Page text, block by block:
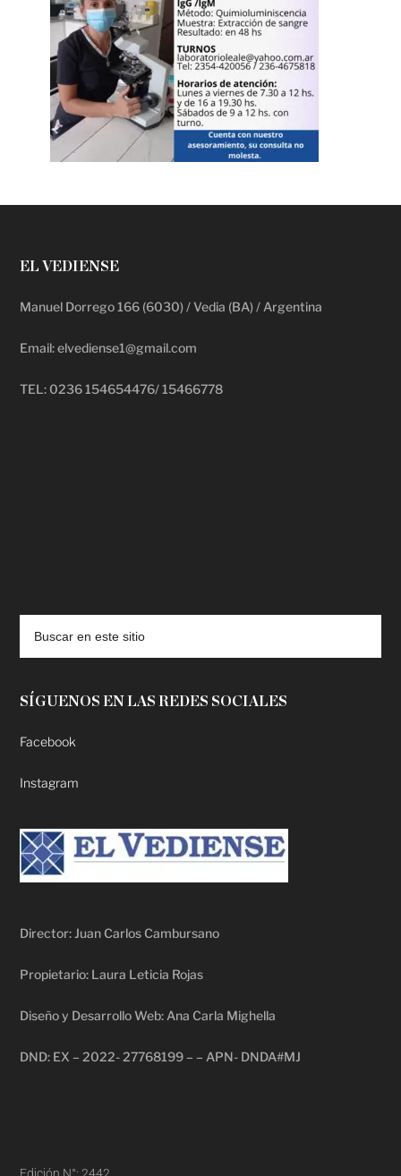
EL VEDIENSE
Manuel Dorrego 166 (6030) / Vedia (BA) / Argentina
Email: elvediense1@gmail.com
TEL: 0236 154654476/ 15466778
SÍGUENOS EN LAS REDES SOCIALES
Facebook
Instagram
Director: Juan Carlos Cambursano
Propietario: Laura Leticia Rojas
Diseño y Desarrollo Web: Ana Carla Mighella
DND: EX – 2022- 27768199 – – APN- DNDA#MJ